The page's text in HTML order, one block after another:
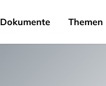
Dokumente Themen